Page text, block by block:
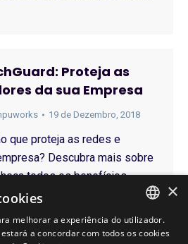
Proteja as
da sua Empresa
19 de Dezembro, 2018
que proteja as redes e
Descubra mais sobre
todos os benefícios.
PORTUGUESE
×
melhorar a experiência do utilizador.
a concordar com todos os cookies